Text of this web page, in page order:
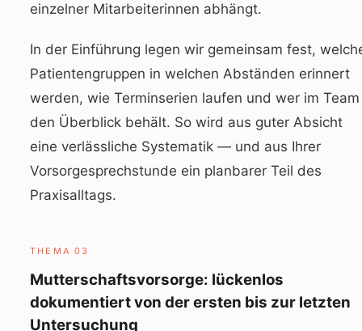
einzelner Mitarbeiterinnen abhängt.
In der Einführung legen wir gemeinsam fest,
Patientengruppen in welchen Abständen erinnert
werden, wie Terminserien laufen und wer im Team
den Überblick behält. So wird aus guter Absicht
eine verlässliche Systematik — und aus Ihrer
Vorsorgesprechstunde ein planbarer Teil des
Praxisalltags.
THEMA 03
Mutterschaftsvorsorge: lückenlos
dokumentiert von der ersten bis zur letzten
Untersuchung